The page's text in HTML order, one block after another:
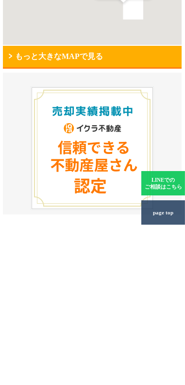
もっと大きなMAPで見る
LINEでの
ご相談はこちら
page top